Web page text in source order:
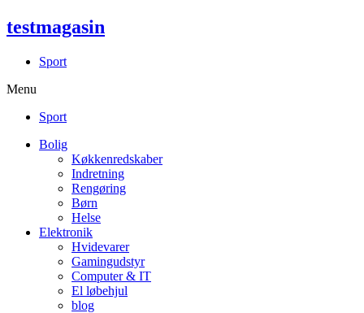
testmagasin
Sport
Menu
Sport
Bolig
Køkkenredskaber
Indretning
Rengøring
Børn
Helse
Elektronik
Hvidevarer
Gamingudstyr
Computer & IT
El løbehjul
blog